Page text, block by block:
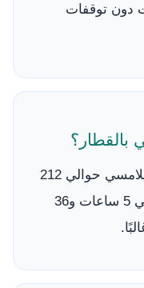
4 إلى 5 ساعات دون توقفات
بالقطار؟
تبلغ مسافة القطار بين فينيسيا وزيلامسي حوالي 212
كم، وتستغرق أسرع الرحلات حوالي 5 ساعات و36